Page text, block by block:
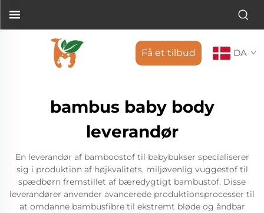
Få et tilbud DA
bambus baby body
leverandør
En leverandør af bamboostof til babybukser specialiserer
sig i produktion af højkvalitets, miljøvenlig vuggestof til
spædbørn fremstillet af bæredygtigt bambustof. Disse
leverandører anvender avancerede produktionsprocesser til
at omdanne bambusfibre til ekstremt bløde og åndbar